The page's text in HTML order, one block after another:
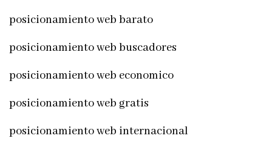
posicionamiento web barato
posicionamiento web buscadores
posicionamiento web economico
posicionamiento web gratis
posicionamiento web internacional